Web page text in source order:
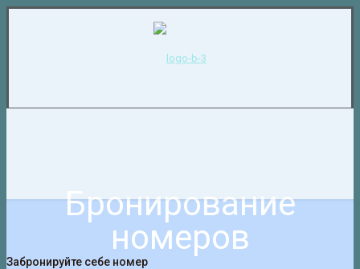
Бронирование
номеров
Забронируйте себе номер